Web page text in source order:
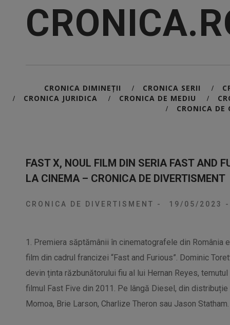
CRONICA DIMINEȚII / CRONICA SERII /
/ CRONICA JURIDICA / CRONICA DE MEDIU /
/ CRONICA DE
FAST X, NOUL FILM DIN SERIA FAST AND
LA CINEMA – CRONICA DE DIVERTISMENT
CRONICA DE DIVERTISMENT - 19/05/2023 -
1. Premiera săptămânii în cinematografele din România
film din cadrul francizei “Fast and Furious”. Dominic
devin ținta răzbunătorului fiu al lui Hernan Reyes,
filmul Fast Five din 2011. Pe lângă Diesel, din
Momoa, Brie Larson, Charlize Theron sau Jason Statham.